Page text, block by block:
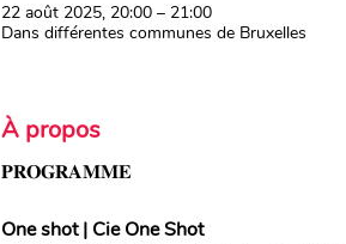
22 août 2025, 20:00 – 21:00
Dans différentes communes de Bruxelles
À propos
𝐏𝐑𝐎𝐆𝐑𝐀𝐌𝐌𝐄
One shot | Cie One Shot